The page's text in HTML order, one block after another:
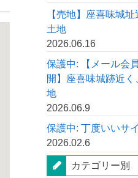
【売地】座喜味城
土地
2026.06.16
保護中: 【メール会
開】座喜味城跡近
地
2026.06.9
保護中: 丁度いいサ
2026.02.6
カテゴリー別